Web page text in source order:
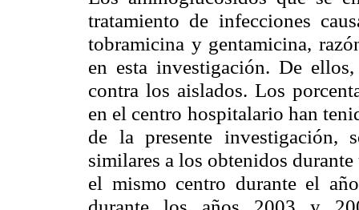
tratamiento de infecciones
tobramicina y gentamicina,
en esta investigación. De
contra los aislados. Los
en el centro hospitalario han
de la presente investigación,
similares a los obtenidos
el mismo centro durante el